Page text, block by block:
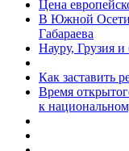
Цена
В Южной
Габараева
Науру, Грузия
Как заставить
Время
к